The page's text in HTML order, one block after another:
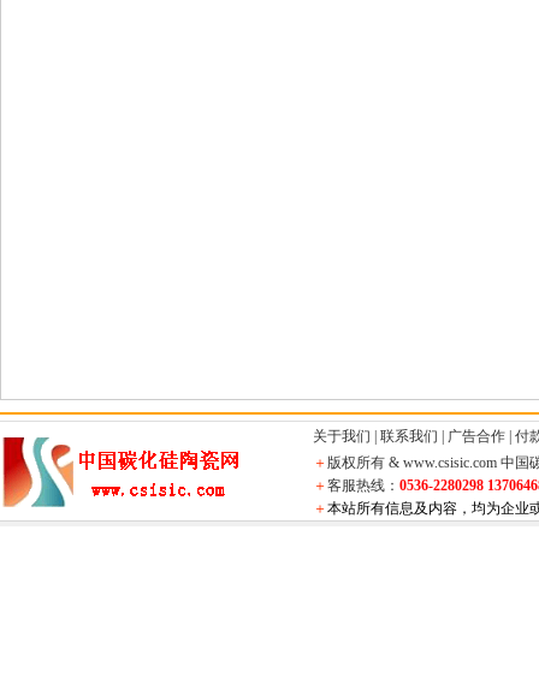
关于我们 联系我们 广告合作 付
＋ 版权所有 & www.csisic.com 中国
＋客服热线： 0536-2280298
＋本站所有信息及内容，均为企业